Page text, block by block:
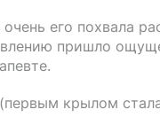
его похвала
пришло
крылом